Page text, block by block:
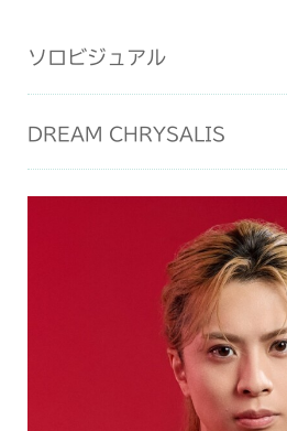
ソロビジュアル
DREAM CHRYSALIS